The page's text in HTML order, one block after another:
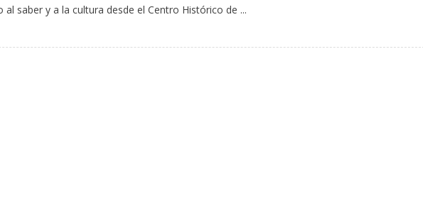
saber y a la cultura desde el Centro Histórico de ...